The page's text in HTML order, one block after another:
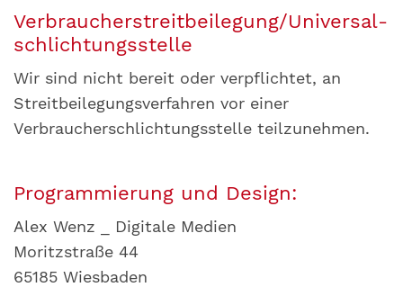
Verbraucher­streit­beilegung/Universal­
schlichtungs­stelle
Wir sind nicht bereit oder verpflichtet, an
Streitbeilegungsverfahren vor einer
Verbraucherschlichtungsstelle teilzunehmen.
Programmierung und Design:
Alex Wenz _ Digitale Medien
Moritzstraße 44
65185 Wiesbaden